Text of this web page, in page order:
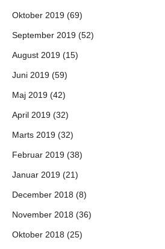
Oktober 2019 (69)
September 2019 (52)
August 2019 (15)
Juni 2019 (59)
Maj 2019 (42)
April 2019 (32)
Marts 2019 (32)
Februar 2019 (38)
Januar 2019 (21)
December 2018 (8)
November 2018 (36)
Oktober 2018 (25)